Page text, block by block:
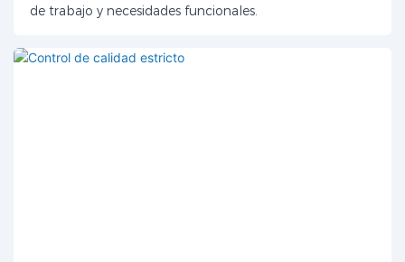
de trabajo y necesidades funcionales.